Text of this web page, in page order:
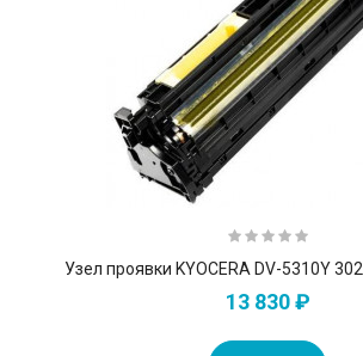
Узел проявки KYOCERA DV-5310Y
13 830 ₽